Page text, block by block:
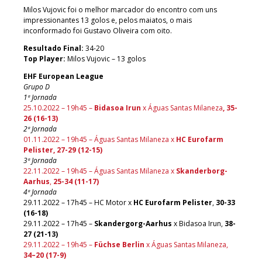
Milos Vujovic foi o melhor marcador do encontro com uns
impressionantes 13 golos e, pelos maiatos, o mais
inconformado foi Gustavo Oliveira com oito.
Resultado Final: 34-20
Top Player: Milos Vujovic – 13 golos
EHF European League
Grupo D
1ª Jornada
25.10.2022 – 19h45 – Bidasoa Irun x Águas Santas Milaneza, 35-
26 (16-13)
2ª Jornada
01.11.2022 – 19h45 – Águas Santas Milaneza x HC Eurofarm
Pelister, 27-29 (12-15)
3ª Jornada
22.11.2022 – 19h45 – Águas Santas Milaneza x Skanderborg-
Aarhus, 25-34 (11-17)
4ª Jornada
29.11.2022 – 17h45 – HC Motor x HC Eurofarm Pelister, 30-33
(16-18)
29.11.2022 – 17h45 – Skandergorg-Aarhus x Bidasoa Irun, 38-
27 (21-13)
29.11.2022 – 19h45 – Füchse Berlin x Águas Santas Milaneza,
34–20 (17-9)